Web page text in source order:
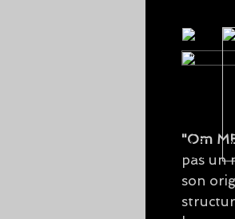
"Om
pas un
son